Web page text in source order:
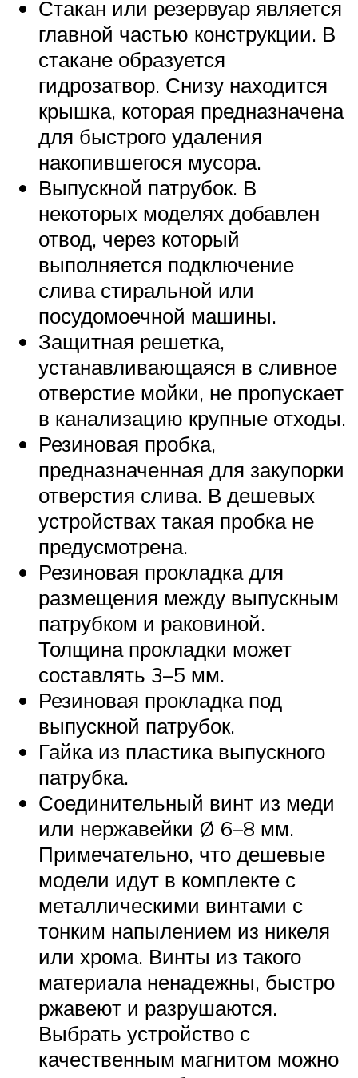
Стакан или резервуар является
главной частью конструкции. В
стакане образуется
гидрозатвор. Снизу находится
крышка, которая предназначена
для быстрого удаления
накопившегося мусора.
Выпускной патрубок. В
некоторых моделях добавлен
отвод, через который
выполняется подключение
слива стиральной или
посудомоечной машины.
Защитная решетка,
устанавливающаяся в сливное
отверстие мойки, не пропускает
в канализацию крупные отходы.
Резиновая пробка,
предназначенная для закупорки
отверстия слива. В дешевых
устройствах такая пробка не
предусмотрена.
Резиновая прокладка для
размещения между выпускным
патрубком и раковиной.
Толщина прокладки может
составлять 3–5 мм.
Резиновая прокладка под
выпускной патрубок.
Гайка из пластика выпускного
патрубка.
Соединительный винт из меди
или нержавейки Ø 6–8 мм.
Примечательно, что дешевые
модели идут в комплекте с
металлическими винтами с
тонким напылением из никеля
или хрома. Винты из такого
материала ненадежны, быстро
ржавеют и разрушаются.
Выбрать устройство с
качественным магнитом можно